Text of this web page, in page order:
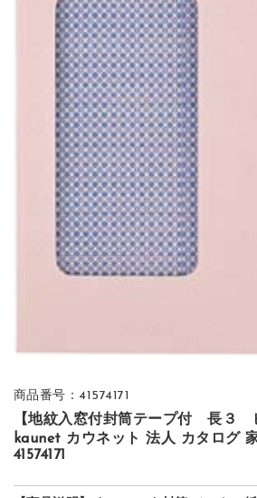
商品番号：41574171
【地紋入窓付封筒テープ付 長３
kaunet カウネット 法人 カタログ 家
41574171